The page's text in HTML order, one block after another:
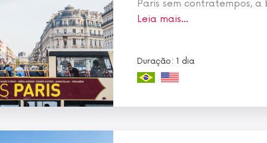
Paris sem contratempos, a
Leia mais…
Duração: 1 dia